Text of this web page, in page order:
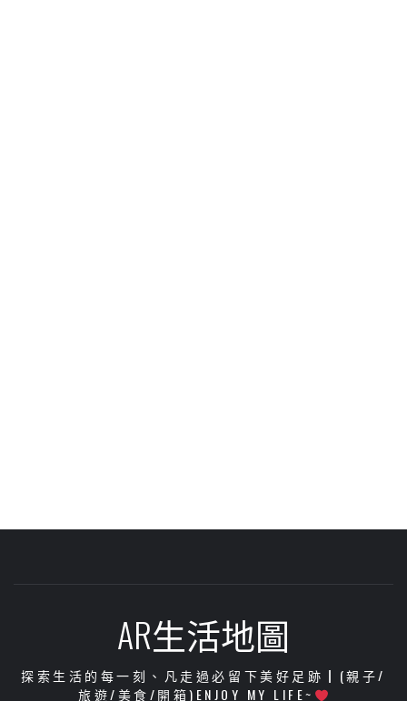
AR生活地圖
探索生活的每一刻、凡走過必留下美好足跡┃(親子/
旅遊/美食/開箱)ENJOY MY LIFE~